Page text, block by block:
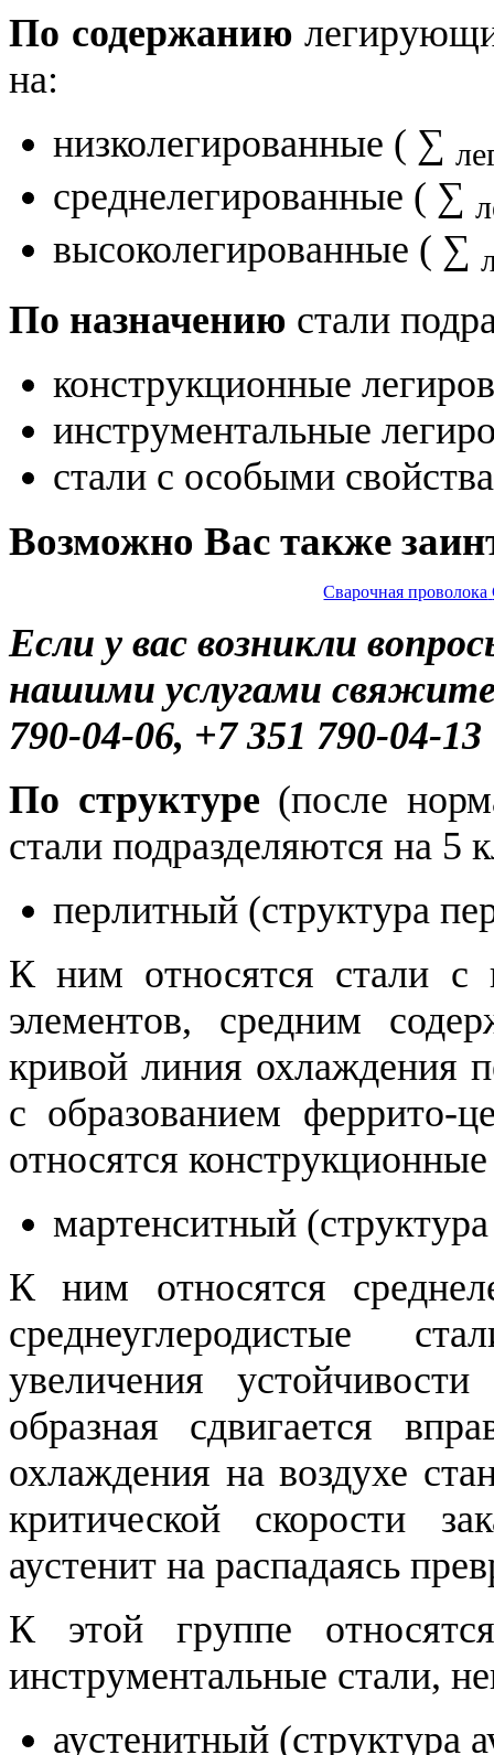
По содержанию
на:
низколегированные ( ∑
среднелегированные ( ∑
высоколегированные ( ∑
По назначению стали
конструкционные
инструментальные
стали с особыми
Возможно Вас также
Сварочная проволока
Если у вас возникли
нашими услугами
790-04-06, +7 351 790-04-13
По структуре (после
стали подразделяются на 5
перлитный (структура
К ним относятся стали с
элементов, средним
кривой линия охлаждения
с образованием феррито-
относятся
мартенситный
К ним относятся
среднеуглеродистые
увеличения
образная сдвигается
охлаждения на воздухе
критической скорости
аустенит на распадаясь
К этой группе
инструментальные стали,
аустенитный (структура